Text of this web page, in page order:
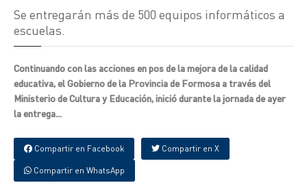
Se entregarán más de 500 equipos informáticos a
escuelas.
Continuando con las acciones en pos de la mejora de la calidad
educativa, el Gobierno de la Provincia de Formosa a través del
Ministerio de Cultura y Educación, inició durante la jornada de ayer
la entrega...
Compartir en Facebook Compartir en X
Compartir en WhatsApp